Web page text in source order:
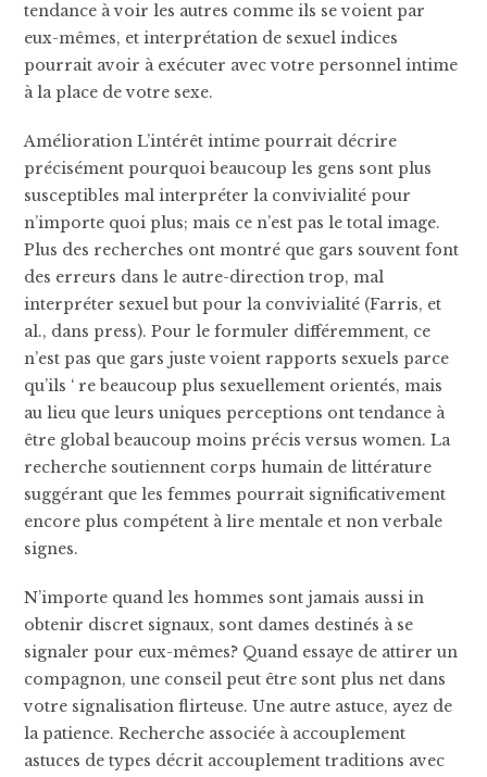
tendance à voir les autres comme ils se voient par
eux-mêmes, et interprétation de sexuel indices
pourrait avoir à exécuter avec votre personnel intime
à la place de votre sexe.
Amélioration L’intérêt intime pourrait décrire
précisément pourquoi beaucoup les gens sont plus
susceptibles mal interpréter la convivialité pour
n’importe quoi plus; mais ce n’est pas le total image.
Plus des recherches ont montré que gars souvent font
des erreurs dans le autre-direction trop, mal
interpréter sexuel but pour la convivialité (Farris, et
al., dans press). Pour le formuler différemment, ce
n’est pas que gars juste voient rapports sexuels parce
qu’ils ‘ re beaucoup plus sexuellement orientés, mais
au lieu que leurs uniques perceptions ont tendance à
être global beaucoup moins précis versus women. La
recherche soutiennent corps humain de littérature
suggérant que les femmes pourrait significativement
encore plus compétent à lire mentale et non verbale
signes.
N’importe quand les hommes sont jamais aussi in
obtenir discret signaux, sont dames destinés à se
signaler pour eux-mêmes? Quand essaye de attirer un
compagnon, une conseil peut être sont plus net dans
votre signalisation flirteuse. Une autre astuce, ayez de
la patience. Recherche associée à accouplement
astuces de types décrit accouplement traditions avec